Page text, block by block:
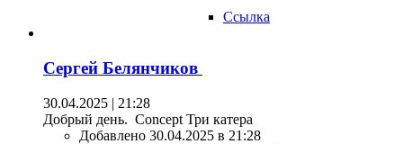
Ссылка
Сергей Белянчиков
30.04.2025 | 21:28
Добрый день. Concept Три катера
Добавлено 30.04.2025 в 21:28